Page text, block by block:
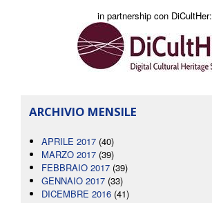
in partnership con DiCultHer:
ARCHIVIO MENSILE
APRILE 2017 (40)
MARZO 2017 (39)
FEBBRAIO 2017 (39)
GENNAIO 2017 (33)
DICEMBRE 2016 (41)